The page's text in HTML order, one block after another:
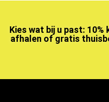
Kies wat bij u past: 10%
afhalen of gratis